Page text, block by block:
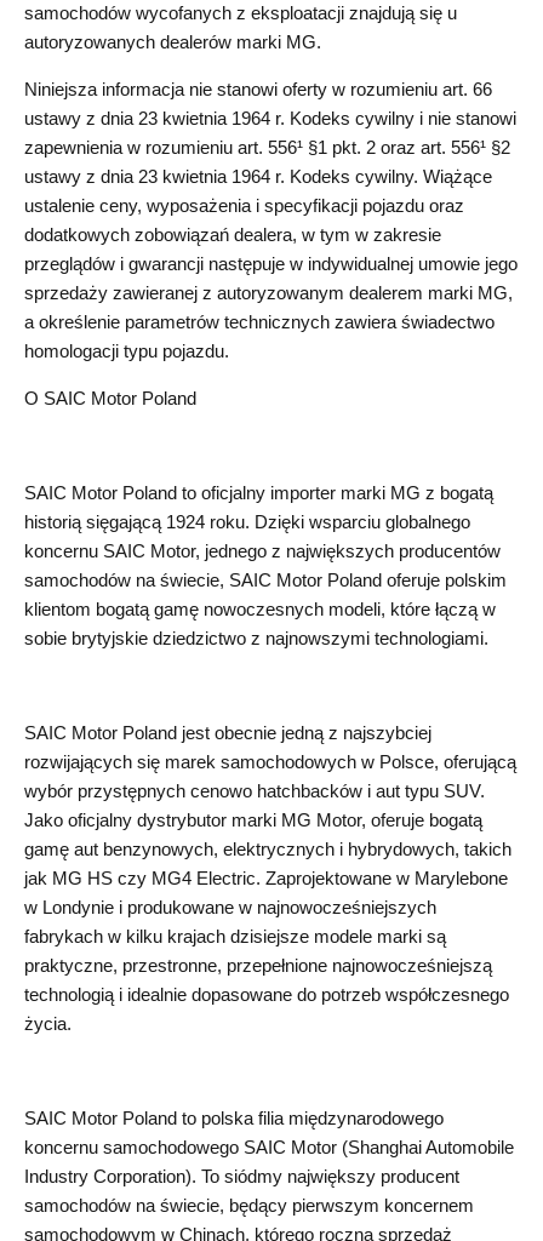
samochodów wycofanych z eksploatacji znajdują się u
autoryzowanych dealerów marki MG.
Niniejsza informacja nie stanowi oferty w rozumieniu art. 66
ustawy z dnia 23 kwietnia 1964 r. Kodeks cywilny i nie stanowi
zapewnienia w rozumieniu art. 556¹ §1 pkt. 2 oraz art. 556¹ §2
ustawy z dnia 23 kwietnia 1964 r. Kodeks cywilny. Wiążące
ustalenie ceny, wyposażenia i specyfikacji pojazdu oraz
dodatkowych zobowiązań dealera, w tym w zakresie
przeglądów i gwarancji następuje w indywidualnej umowie jego
sprzedaży zawieranej z autoryzowanym dealerem marki MG,
a określenie parametrów technicznych zawiera świadectwo
homologacji typu pojazdu.
O SAIC Motor Poland
SAIC Motor Poland to oficjalny importer marki MG z bogatą
historią sięgającą 1924 roku. Dzięki wsparciu globalnego
koncernu SAIC Motor, jednego z największych producentów
samochodów na świecie, SAIC Motor Poland oferuje polskim
klientom bogatą gamę nowoczesnych modeli, które łączą w
sobie brytyjskie dziedzictwo z najnowszymi technologiami.
SAIC Motor Poland jest obecnie jedną z najszybciej
rozwijających się marek samochodowych w Polsce, oferującą
wybór przystępnych cenowo hatchbacków i aut typu SUV.
Jako oficjalny dystrybutor marki MG Motor, oferuje bogatą
gamę aut benzynowych, elektrycznych i hybrydowych, takich
jak MG HS czy MG4 Electric. Zaprojektowane w Marylebone
w Londynie i produkowane w najnowocześniejszych
fabrykach w kilku krajach dzisiejsze modele marki są
praktyczne, przestronne, przepełnione najnowocześniejszą
technologią i idealnie dopasowane do potrzeb współczesnego
życia.
SAIC Motor Poland to polska filia międzynarodowego
koncernu samochodowego SAIC Motor (Shanghai Automobile
Industry Corporation). To siódmy największy producent
samochodów na świecie, będący pierwszym koncernem
samochodowym w Chinach, którego roczna sprzedaż